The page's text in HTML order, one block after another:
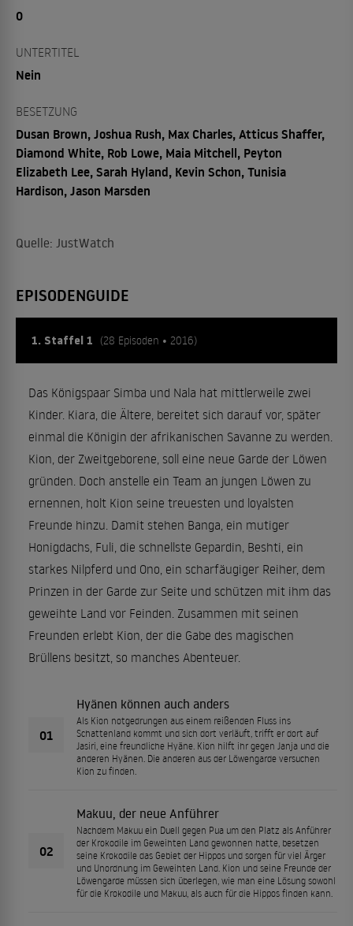
0
UNTERTITEL
Nein
BESETZUNG
Dusan Brown, Joshua Rush, Max Charles, Atticus Shaffer,
Diamond White, Rob Lowe, Maia Mitchell, Peyton
Elizabeth Lee, Sarah Hyland, Kevin Schon, Tunisia
Hardison, Jason Marsden
Quelle: JustWatch
EPISODENGUIDE
1. Staffel 1 (28 Episoden • 2016)
Das Königspaar Simba und Nala hat mittlerweile zwei
Kinder. Kiara, die Ältere, bereitet sich darauf vor, später
einmal die Königin der afrikanischen Savanne zu werden.
Kion, der Zweitgeborene, soll eine neue Garde der Löwen
gründen. Doch anstelle ein Team an jungen Löwen zu
ernennen, holt Kion seine treuesten und loyalsten
Freunde hinzu. Damit stehen Banga, ein mutiger
Honigdachs, Fuli, die schnellste Gepardin, Beshti, ein
starkes Nilpferd und Ono, ein scharfäugiger Reiher, dem
Prinzen in der Garde zur Seite und schützen mit ihm das
geweihte Land vor Feinden. Zusammen mit seinen
Freunden erlebt Kion, der die Gabe des magischen
Brüllens besitzt, so manches Abenteuer.
01
Hyänen können auch anders
Als Kion notgedrungen aus einem reißenden Fluss ins
Schattenland kommt und sich dort verläuft, trifft er dort auf
Jasiri, eine freundliche Hyäne. Kion hilft ihr gegen Janja und die
anderen Hyänen. Die anderen aus der Löwengarde versuchen
Kion zu finden.
02
Makuu, der neue Anführer
Nachdem Makuu ein Duell gegen Pua um den Platz als Anführer
der Krokodile im Geweihten Land gewonnen hatte, besetzen
seine Krokodile das Gebiet der Hippos und sorgen für viel Ärger
und Unordnung im Geweihten Land. Kion und seine Freunde der
Löwengarde müssen sich überlegen, wie man eine Lösung sowohl
für die Krokodile und Makuu, als auch für die Hippos finden kann.